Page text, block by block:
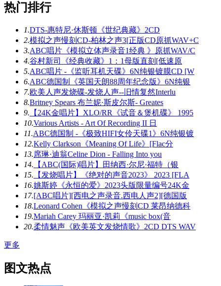
热门排行
1.DTS-惠特尼·休斯顿《世纪典藏》2CD
2.模拟之声慢刻CD-柏林之声3[正版CD原抓WAV+C
3.ABC唱片《模拟立体声录音1经典 》原抓WAV/C
4.谷村新司《经典收藏》1：1母版直刻[低速原
5.ABC唱片 -《监听耳机天碟》6N纯银镀膜CD [W
6.ABC德国制《英国天朗88周年纪念版》6N纯银
7.欧美人声发烧碟-发烧人声--旧情复然Interlu
8.Britney Spears 布兰妮·斯皮尔斯- Greates
9. 【24K金唱片】XLO/RR《试音＆煲机碟》 1995
10.Various Artists - Art Of Recording II 日
11.ABC德国制 -《极致HIFI女伶天碟1》6N纯银镀
12.Kelly Clarkson《Meaning Of Life》[Flac分
13.席琳·迪翁Celine Dion - Falling Into you
14. 【ABC(国际)唱片】田纳西·尔尼·福特（银
15. 【发烧唱片】《绝对的声音2023》 2023 [FLA
16.姚斯婷《永恒的爱》2023头版限量编号24K金
17.[ABC唱片][西电之声录音.西电人声2][德国版
18.Leonard Cohen《模拟之声慢刻CD 莱昂纳德科
19.Mariah Carey 玛丽亚·凯莉《music box(音
20.柔情魅声《欧美英文发烧情歌》2CD DTS WAV
更多
图文热点